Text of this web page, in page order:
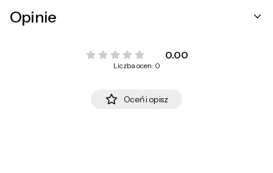
Opinie
0.00
Liczba ocen: 0
Oceń i opisz